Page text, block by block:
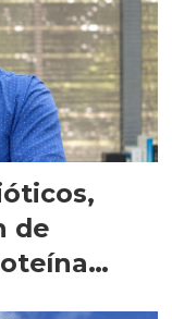
de